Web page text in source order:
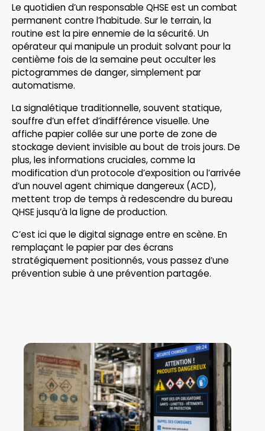
Le quotidien d’un responsable QHSE est un combat
permanent contre l’habitude. Sur le terrain, la
routine est la pire ennemie de la sécurité. Un
opérateur qui manipule un produit solvant pour la
centième fois de la semaine peut occulter les
pictogrammes de danger, simplement par
automatisme.
La signalétique traditionnelle, souvent statique,
souffre d’un effet d’indifférence visuelle. Une
affiche papier collée sur une porte de zone de
stockage devient invisible au bout de trois jours. De
plus, les informations cruciales, comme la
modification d’un protocole d’exposition ou l’arrivée
d’un nouvel agent chimique dangereux (ACD),
mettent trop de temps à redescendre du bureau
QHSE jusqu’à la ligne de production.
C’est ici que le digital signage entre en scène. En
remplaçant le papier par des écrans
stratégiquement positionnés, vous passez d’une
prévention subie à une prévention partagée.